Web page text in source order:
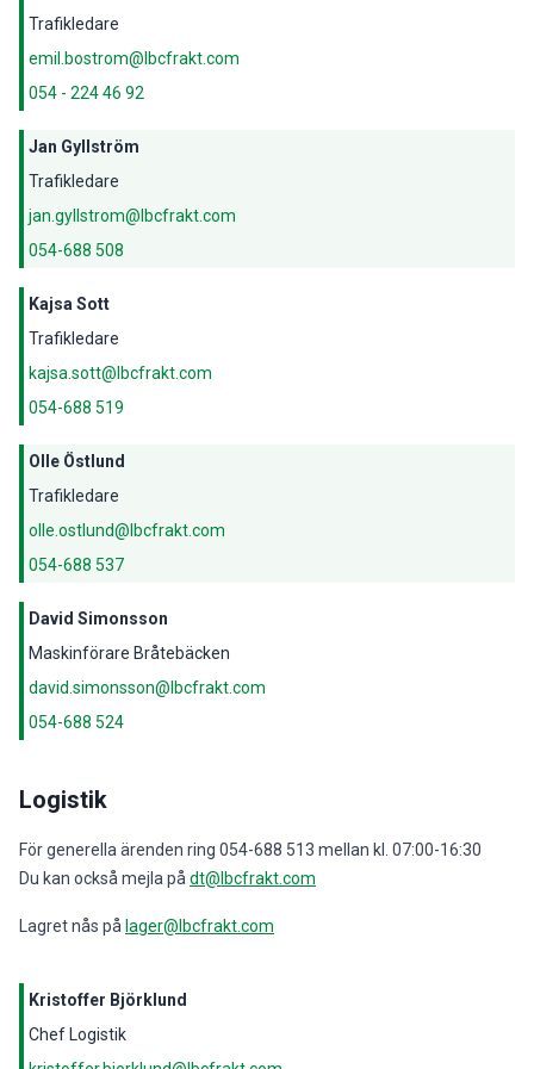
Trafikledare
emil.bostrom@lbcfrakt.com
054 - 224 46 92
Jan Gyllström
Trafikledare
jan.gyllstrom@lbcfrakt.com
054-688 508
Kajsa Sott
Trafikledare
kajsa.sott@lbcfrakt.com
054-688 519
Olle Östlund
Trafikledare
olle.ostlund@lbcfrakt.com
054-688 537
David Simonsson
Maskinförare Bråtebäcken
david.simonsson@lbcfrakt.com
054-688 524
Logistik
För generella ärenden ring 054-688 513 mellan kl. 07:00-16:30
Du kan också mejla på dt@lbcfrakt.com
Lagret nås på lager@lbcfrakt.com
Kristoffer Björklund
Chef Logistik